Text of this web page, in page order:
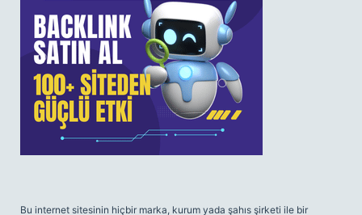
Bu internet sitesinin hiçbir marka, kurum yada şahıs şirketi ile bir